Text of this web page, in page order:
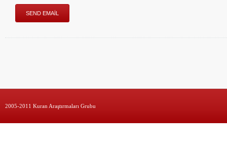
2005-2011 Kuran Araştırmaları Grubu